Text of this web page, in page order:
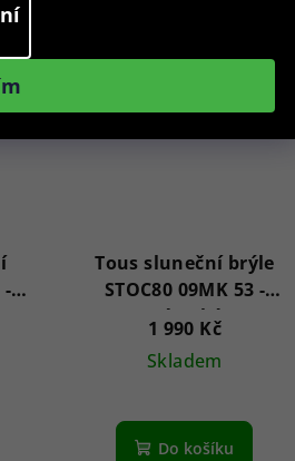
Tous sluneční brýle
STOC80 09MK 53 -
Dámské
1 990 Kč
Skladem
Do košíku